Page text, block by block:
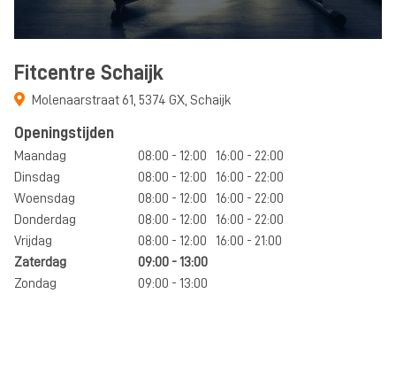
Fitcentre Schaijk
Molenaarstraat 61, 5374 GX, Schaijk
Openingstijden
Maandag 08:00 - 12:00
16:00 - 22:00
Dinsdag
08:00 - 12:00
16:00 - 22:00
Woensdag
08:00 - 12:00
16:00 - 22:00
Donderdag
08:00 - 12:00
16:00 - 22:00
Vrijdag
08:00 - 12:00
16:00 - 21:00
Zaterdag
09:00 - 13:00
Zondag
09:00 - 13:00